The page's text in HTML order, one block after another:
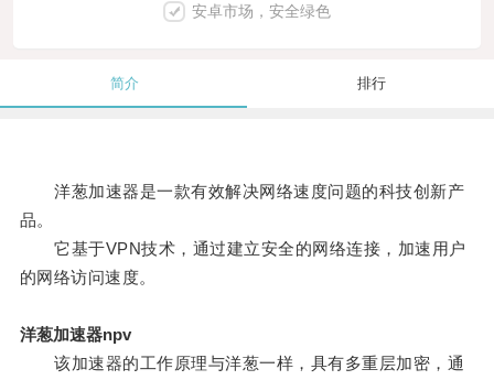
安卓市场，安全绿色
简介 排行
洋葱加速器是一款有效解决网络速度问题的科技创新产
品。
它基于VPN技术，通过建立安全的网络连接，加速用户
的网络访问速度。
洋葱加速器npv
该加速器的工作原理与洋葱一样，具有多重层加密，通